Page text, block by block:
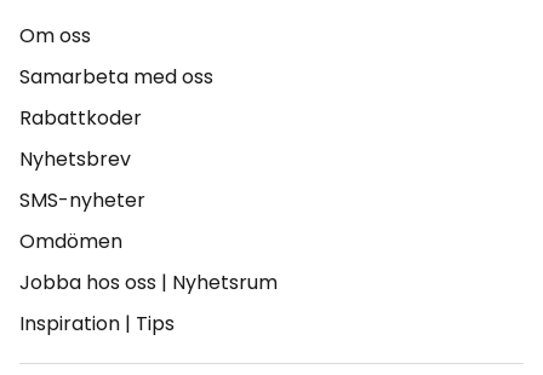
Om oss
Samarbeta med oss
Rabattkoder
Nyhetsbrev
SMS-nyheter
Omdömen
Jobba hos oss | Nyhetsrum
Inspiration | Tips